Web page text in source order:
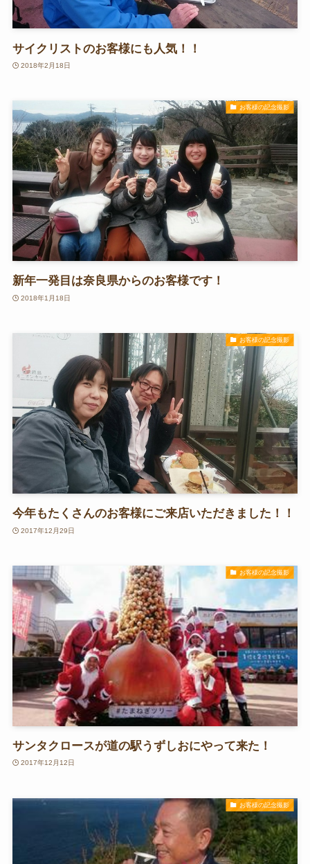
サイクリストのお客様にも人気！！
2018年2月18日
お客様の記念撮影
新年一発目は奈良県からのお客様です！
2018年1月18日
お客様の記念撮影
今年もたくさんのお客様にご来店いただきました！！
2017年12月29日
お客様の記念撮影
サンタクロースが道の駅うずしおにやって来た！
2017年12月12日
お客様の記念撮影